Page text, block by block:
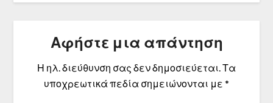
Αφήστε μια απάντηση
Η ηλ. διεύθυνση σας δεν δημοσιεύεται.Τα
υποχρεωτικά πεδία σημειώνονται με *